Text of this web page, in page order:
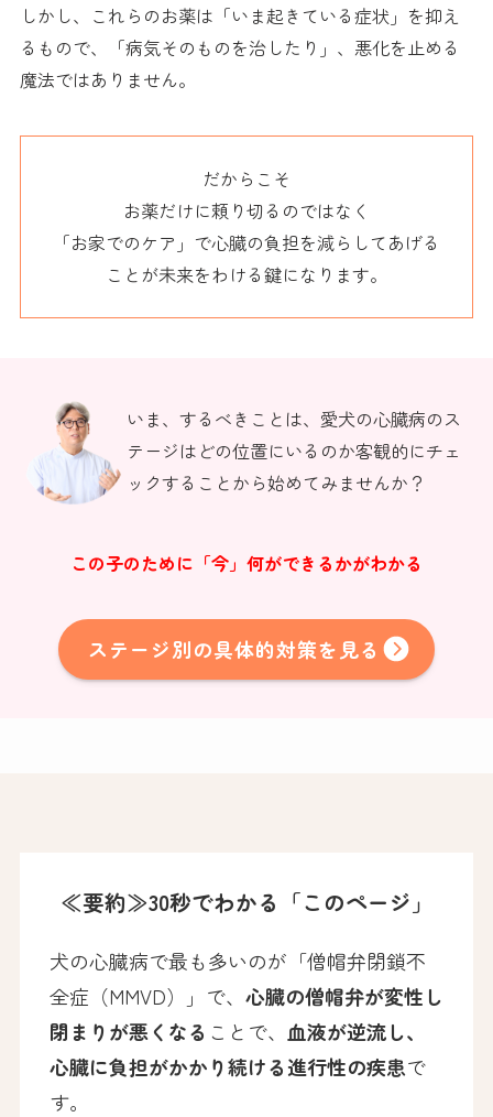
しかし、これらのお薬は「いま起きている症状」を抑え
るもので、「病気そのものを治したり」、悪化を止める
魔法ではありません。
だからこそ
お薬だけに頼り切るのではなく
「お家でのケア」で心臓の負担を減らしてあげる
ことが未来をわける鍵になります。
いま、するべきことは、愛犬の心臓病のス
テージはどの位置にいるのか客観的にチェ
ックすることから始めてみませんか？
この子のために「今」何ができるかがわかる
ステージ別の具体的対策を見る
≪要約≫30秒でわかる「このページ」
犬の心臓病で最も多いのが「僧帽弁閉鎖不
全症（MMVD）」で、 心臓の僧帽弁が変性し
閉まりが悪くなる ことで、 血液が逆流し、
心臓に負担がかかり続ける進行性の疾患で
す。